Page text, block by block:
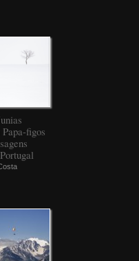
figos